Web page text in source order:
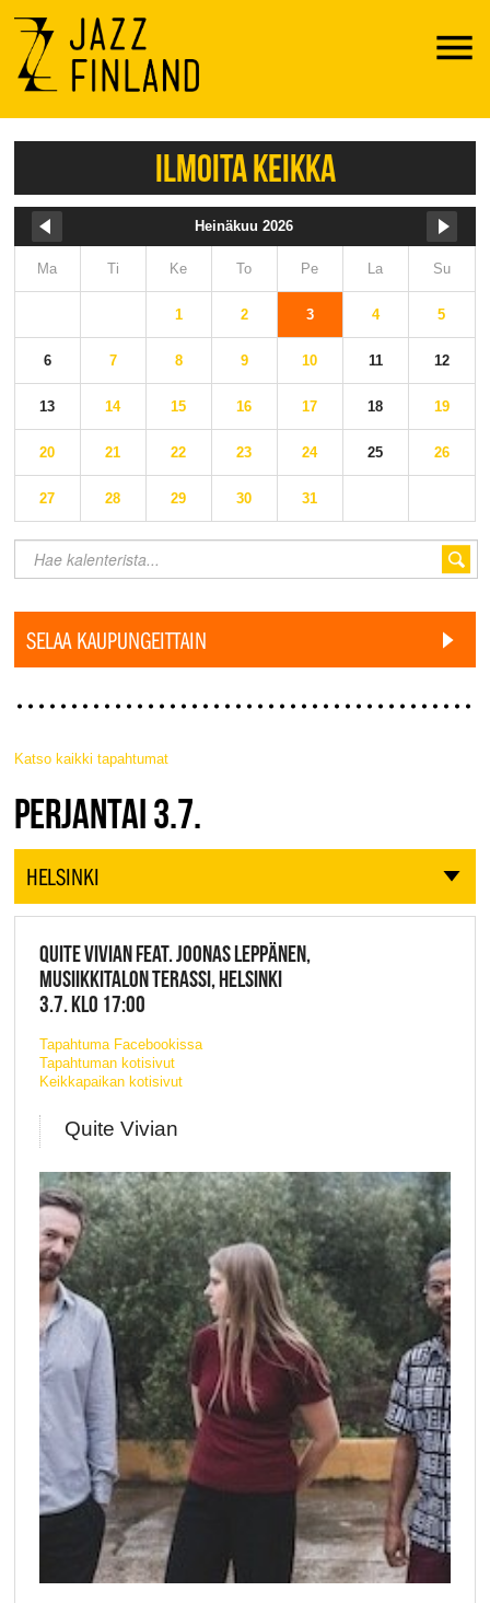
Menu
ILMOITA KEIKKA
Heinäkuu 2026
Ma Ti Ke To Pe La Su
1 2 3 4 5
6 7 8 9 10 11 12
13 14 15 16 17 18 19
20 21 22 23 24 25 26
27 28 29 30 31
SELAA KAUPUNGEITTAIN
Katso kaikki tapahtumat
JAZZ FINLAND LIVE
PERJANTAI 3.7.
HELSINKI
QUITE VIVIAN FEAT. JOONAS LEPPÄNEN,
MUSIIKKITALON TERASSI, HELSINKI
3.7. KLO 17:00
Tapahtuma Facebookissa
Tapahtuman kotisivut
Keikkapaikan kotisivut
Quite Vivian